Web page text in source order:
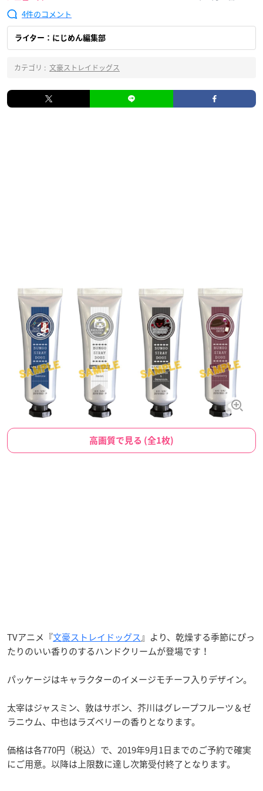
4
ライター：にじめん編集部
カテゴリ : 文豪ストレイドッグス
高画質で見る (全1枚)
TVアニメ『文豪ストレイドッグス』より、乾燥する季節にぴっ
たりのいい香りのするハンドクリームが登場です！
パッケージはキャラクターのイメージモチーフ入りデザイン。
太宰はジャスミン、敦はサボン、芥川はグレープフルーツ＆ゼ
ラニウム、中也はラズベリーの香りとなります。
価格は各770円（税込）で、2019年9月1日までのご予約で確実
にご用意。以降は上限数に達し次第受付終了となります。